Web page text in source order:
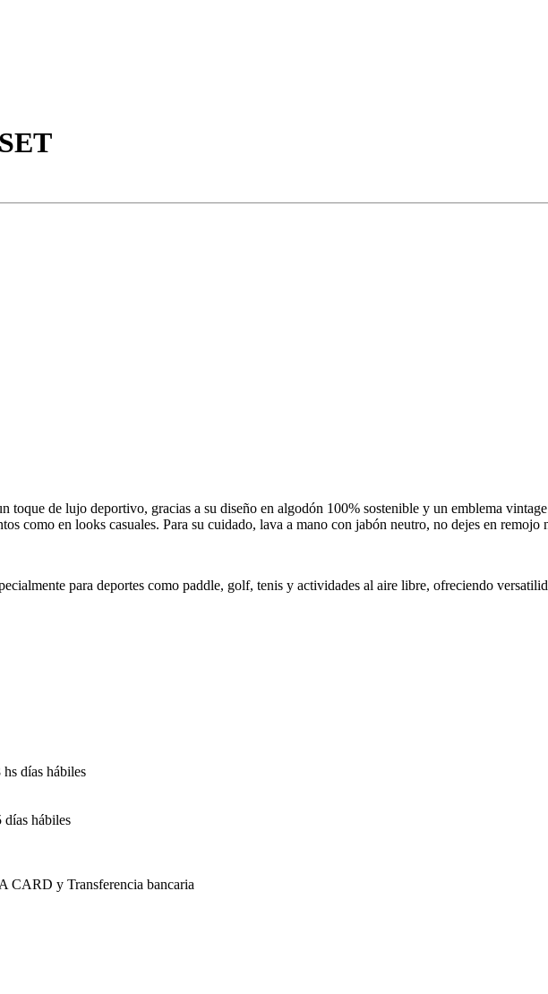
toque de lujo deportivo, gracias a su diseño en algodón 100% sostenible y un emblema
como en looks casuales. Para su cuidado, lava a mano con jabón neutro, no dejes en remojo
para deportes como paddle, golf, tenis y actividades al aire libre, ofreciendo
días hábiles
hábiles
CARD y Transferencia bancaria